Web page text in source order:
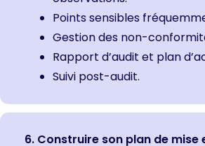
Points sensibles
Gestion des non-
Rapport d’audit et plan
Suivi post-audit.
6. Construire son plan de mise